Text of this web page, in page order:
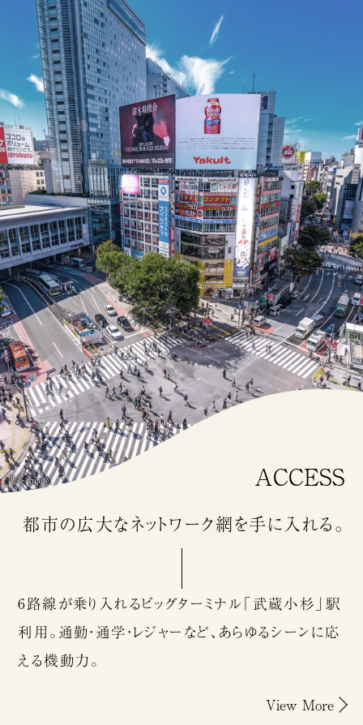
渋谷 image ACCESS
都市の広大なネットワーク網を手に入れる。
6路線が乗り入れるビッグターミナル「武蔵小杉」駅
利用。 通勤・通学・レジャーなど、あらゆるシーンに応
える機動力。
View More